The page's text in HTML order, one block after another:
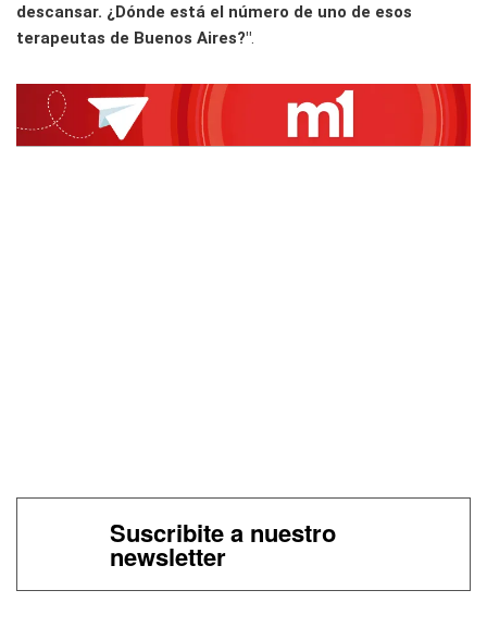
descansar. ¿Dónde está el número de uno de esos
terapeutas de Buenos Aires?"
Suscribite a nuestro
newsletter